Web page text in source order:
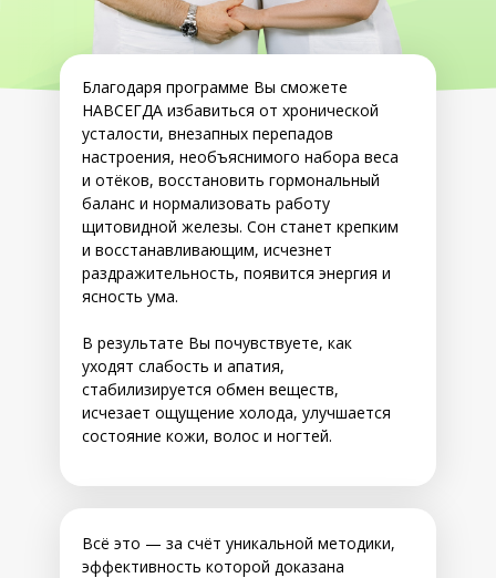
Благодаря программе Вы сможете
НАВСЕГДА избавиться от хронической
усталости, внезапных перепадов
настроения, необъяснимого набора веса
и отёков, восстановить гормональный
баланс и нормализовать работу
щитовидной железы. Сон станет крепким
и восстанавливающим, исчезнет
раздражительность, появится энергия и
ясность ума.
В результате Вы почувствуете, как
уходят слабость и апатия,
стабилизируется обмен веществ,
исчезает ощущение холода, улучшается
состояние кожи, волос и ногтей.
Всё это — за счёт уникальной методики,
эффективность которой доказана